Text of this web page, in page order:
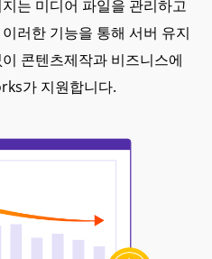
는 미디어 파일을 관리하고
러한 기능을 통해 서버 유지
콘텐츠제작과 비즈니스에
가 지원합니다.